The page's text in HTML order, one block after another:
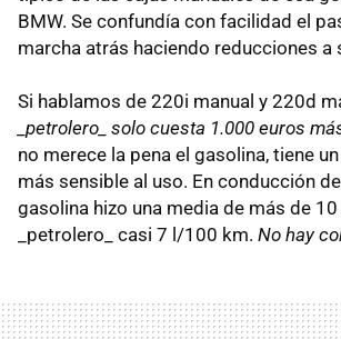
BMW. Se confundía con facilidad el
marcha atrás haciendo reducciones a
Si hablamos de 220i manual y 220d
_petrolero_ solo cuesta 1.000 euros
no merece la pena el gasolina, tiene
más sensible al uso. En conducción
gasolina hizo una media de más de
_petrolero_ casi 7 l/100 km. No hay